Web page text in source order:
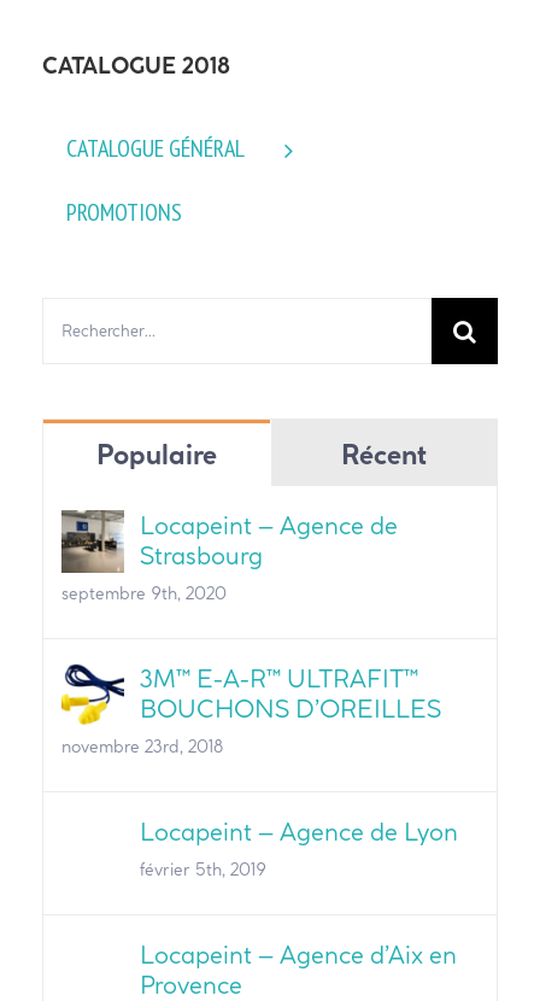
CATALOGUE 2018
CATALOGUE GÉNÉRAL
PROMOTIONS
Populaire Récent
Locapeint – Agence de
Strasbourg
septembre 9th, 2020
3M™ E-A-R™ ULTRAFIT™
BOUCHONS D’OREILLES
novembre 23rd, 2018
Locapeint – Agence de Lyon
février 5th, 2019
Locapeint – Agence d’Aix en
Provence